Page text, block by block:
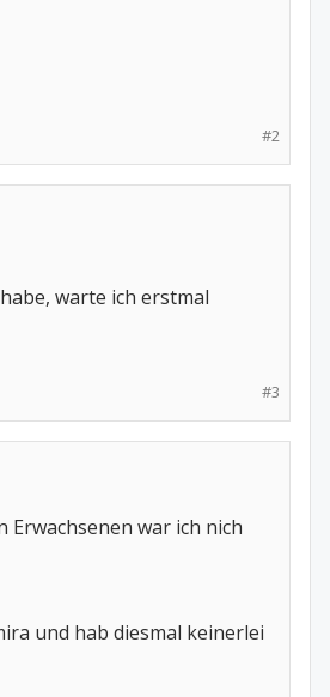
#2
warte ich erstmal
#3
war ich nich
und hab diesmal keinerlei